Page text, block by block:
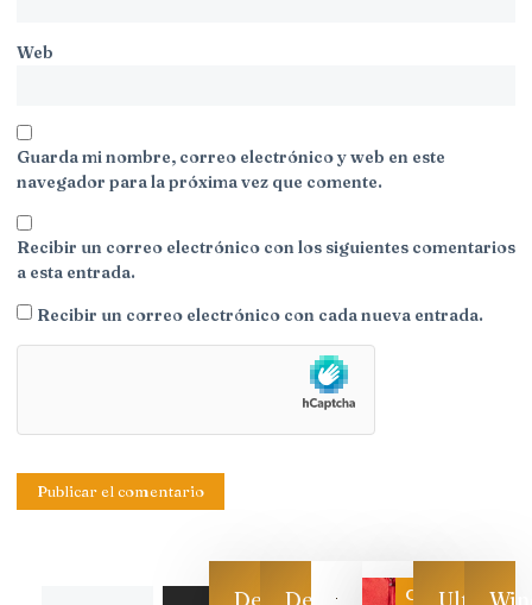
Web
Guarda mi nombre, correo electrónico y web en este
navegador para la próxima vez que comente.
Recibir un correo electrónico con los siguientes comentarios
a esta entrada.
Recibir un correo electrónico con cada nueva entrada.
DescargaDescarga
CategoríaUltimas